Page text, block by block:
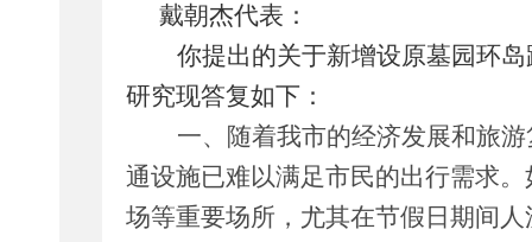
戴朝杰代表：
你提出的关于新增设原墓园环
研究现答复如下：
一、 随着我市的经济发展和旅
通设施已难以满足市民的出行需求
场等重要场所，尤其在节假日期间